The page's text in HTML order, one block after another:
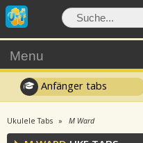
Menu
Anfänger tabs
Ukulele Tabs M Ward